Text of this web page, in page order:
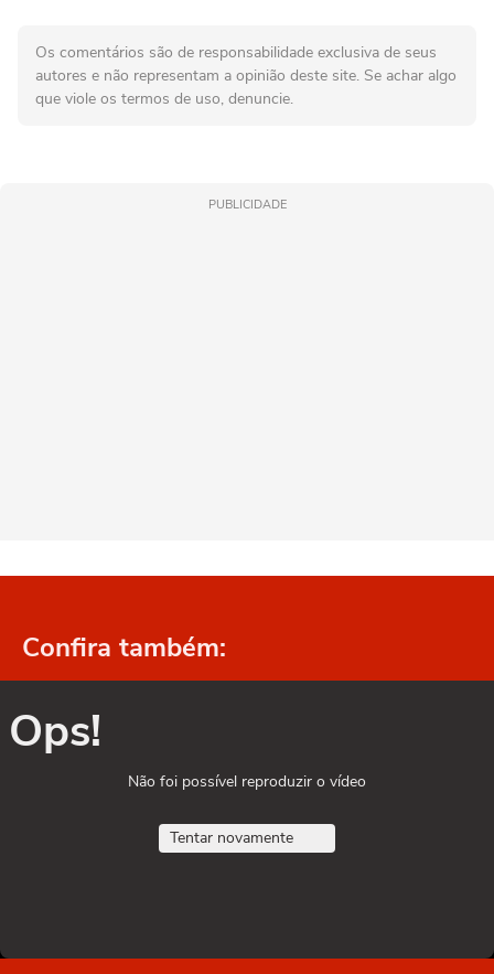
Os comentários são de responsabilidade exclusiva de seus
autores e não representam a opinião deste site. Se achar algo
que viole os termos de uso, denuncie.
PUBLICIDADE
Confira também:
Ops!
Não foi possível reproduzir o vídeo
Tentar novamente